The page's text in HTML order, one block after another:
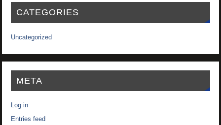
CATEGORIES
Uncategorized
META
Log in
Entries feed